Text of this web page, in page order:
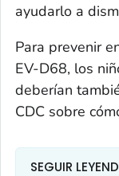
ayudarlo a
Para prevenir
EV-D68, los
deberían
CDC sobre
SEGUIR